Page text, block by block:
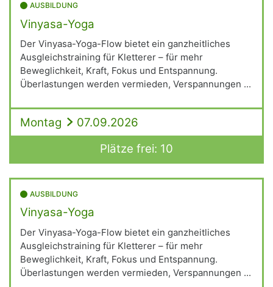
AUSBILDUNG
Vinyasa-Yoga
Der Vinyasa-Yoga-Flow bietet ein ganzheitliches
Ausgleichstraining für Kletterer – für mehr
Beweglichkeit, Kraft, Fokus und Entspannung.
Überlastungen werden vermieden, Verspannungen ...
Montag
07.09.2026
Plätze frei: 10
AUSBILDUNG
Vinyasa-Yoga
Der Vinyasa-Yoga-Flow bietet ein ganzheitliches
Ausgleichstraining für Kletterer – für mehr
Beweglichkeit, Kraft, Fokus und Entspannung.
Überlastungen werden vermieden, Verspannungen ...